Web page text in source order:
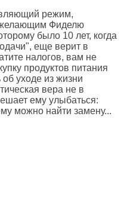
режим,
желающим Фиделю
было 10 лет, когда
еще верит в
налогов, вам не
продуктов питания
уходе из жизни
вера не в
ему улыбаться:
можно найти замену...